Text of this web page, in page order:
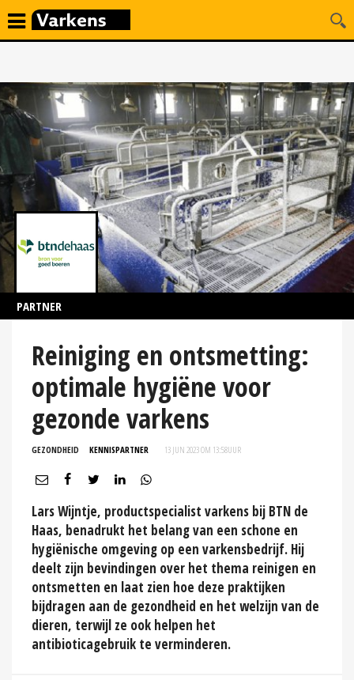
PARTNER
Reiniging en ontsmetting:
optimale hygiëne voor
gezonde varkens
GEZONDHEID KENNISPARTNER 13 JUN 2023 OM 13:58UUR
Lars Wijntje, productspecialist varkens bij BTN de
Haas, benadrukt het belang van een schone en
hygiënische omgeving op een varkensbedrijf. Hij
deelt zijn bevindingen over het thema reinigen en
ontsmetten en laat zien hoe deze praktijken
bijdragen aan de gezondheid en het welzijn van de
dieren, terwijl ze ook helpen het
antibioticagebruik te verminderen.